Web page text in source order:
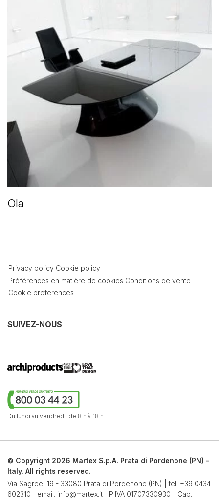
Ola
Privacy policy Cookie policy
Préférences en matière de cookies Conditions de vente
Cookie preferences
SUIVEZ-NOUS
Du lundi au vendredi, de 8 h à 18 h.
© Copyright 2026 Martex S.p.A. Prata di Pordenone (PN) -
Italy. All rights reserved.
Via Sagree, 19 - 33080 Prata di Pordenone (PN) | tel. +39 0434
602310 | email. info@martex.it | P.IVA 01707330930 - Cap.